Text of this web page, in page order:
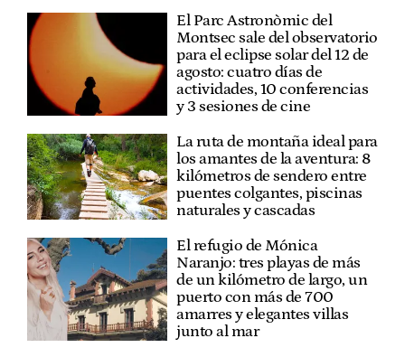
El Parc Astronòmic del
Montsec sale del observatorio
para el eclipse solar del 12 de
agosto: cuatro días de
actividades, 10 conferencias
y 3 sesiones de cine
La ruta de montaña ideal para
los amantes de la aventura: 8
kilómetros de sendero entre
puentes colgantes, piscinas
naturales y cascadas
El refugio de Mónica
Naranjo: tres playas de más
de un kilómetro de largo, un
puerto con más de 700
amarres y elegantes villas
junto al mar